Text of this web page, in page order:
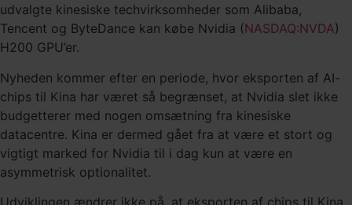
udvalgte kinesiske techvirksomheder som Alibaba,
Tencent og ByteDance kan købe Nvidia (NASDAQ:NVDA)
H200 GPU’er.
Nyheden kommer efter en periode, hvor eksporten af AI-
chips til Kina har været så begrænset, at Nvidia slet ikke
budgetterer med nogen omsætning fra kinesiske
datacentre. Kina er dermed gået fra at være et stort og
vigtigt marked for Nvidia til i dag kun at være en
asymmetrisk optionalitet.